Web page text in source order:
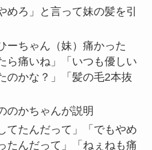
めろ」と言って妹の髪を引
ーちゃん（妹）痛かった
ら痛いね」「いつも優しい
のかな？」「髪の毛2本抜
のかちゃんが説明
てたんだって」「でもやめ
たんだって」「ねぇねも痛